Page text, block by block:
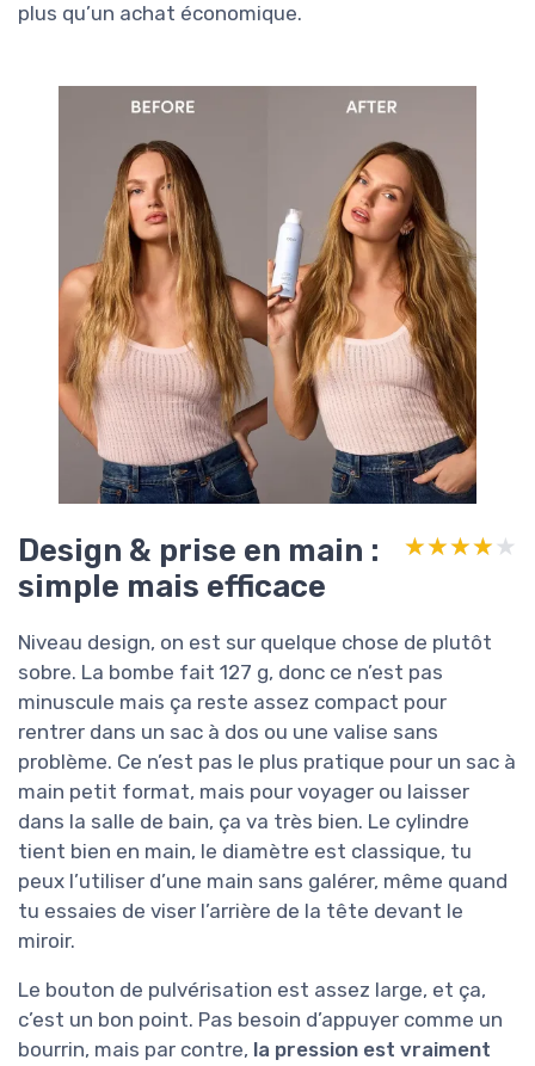
plus qu’un achat économique.
Design & prise en main :
simple mais efficace
★★★★★
★★★★★
Niveau design, on est sur quelque chose de plutôt
sobre. La bombe fait 127 g, donc ce n’est pas
minuscule mais ça reste assez compact pour
rentrer dans un sac à dos ou une valise sans
problème. Ce n’est pas le plus pratique pour un sac à
main petit format, mais pour voyager ou laisser
dans la salle de bain, ça va très bien. Le cylindre
tient bien en main, le diamètre est classique, tu
peux l’utiliser d’une main sans galérer, même quand
tu essaies de viser l’arrière de la tête devant le
miroir.
Le bouton de pulvérisation est assez large, et ça,
c’est un bon point. Pas besoin d’appuyer comme un
bourrin, mais par contre, la pression est vraiment